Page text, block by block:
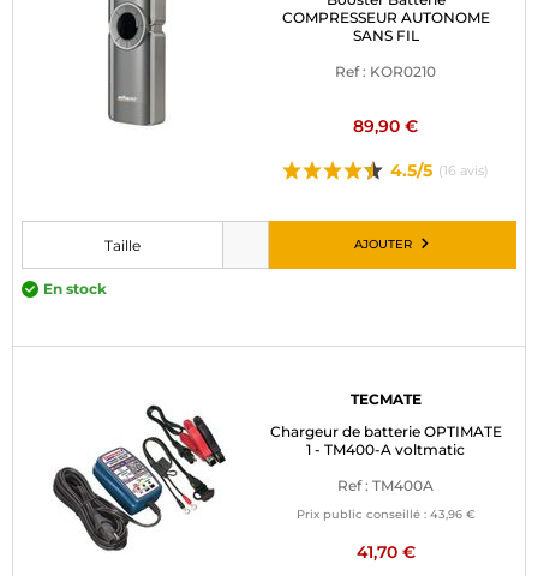
COMPRESSEUR AUTONOME
SANS FIL
Ref : KOR0210
89,90 €
4.5/5 (16 avis)
Veuillez choisir une taille avant d’ajouter au panier
Taille
En stock
AJOUTER
TECMATE
Chargeur de batterie OPTIMATE
1 - TM400-A voltmatic
Ref : TM400A
Prix public conseillé : 43,96 €
41,70 €